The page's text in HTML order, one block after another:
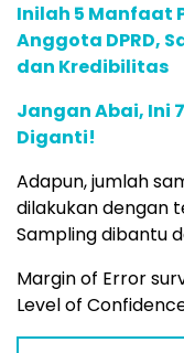
Inilah 5 Manfaat
Anggota DPRD,
dan Kredibilitas
Jangan Abai, Ini
Diganti!
Adapun, jumlah
dilakukan dengan
Sampling dibantu
Margin of Error
Level of